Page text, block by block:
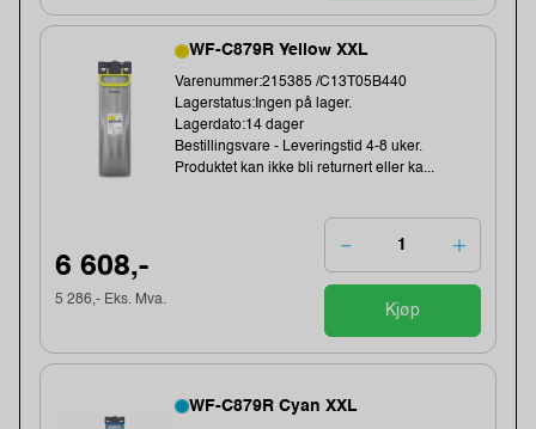
WF-C879R Yellow XXL
Varenummer:215385 /C13T05B440
Lagerstatus:Ingen på lager.
Lagerdato:14 dager
Bestillingsvare - Leveringstid 4-8 uker.
Produktet kan ikke bli returnert eller ka...
6 608,-
5 286,- Eks. Mva.
Kjøp
WF-C879R Cyan XXL